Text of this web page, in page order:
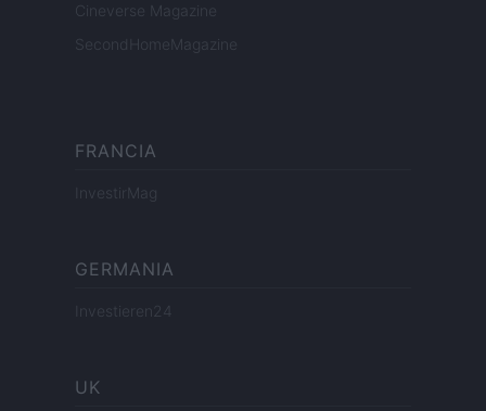
Cineverse Magazine
SecondHomeMagazine
FRANCIA
InvestirMag
GERMANIA
Investieren24
UK